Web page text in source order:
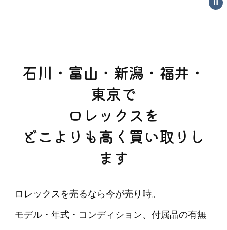
石川・富山・新潟・福井・
東京で
ロレックスを
どこよりも高く買い取りし
ます
ロレックスを売るなら今が売り時。
モデル・年式・コンディション、付属品の有無